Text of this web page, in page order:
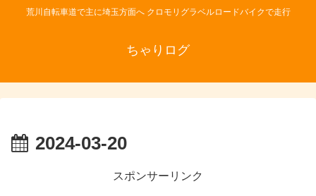
荒川自転車道で主に埼玉方面へ クロモリグラベルロードバイクで走行
ちゃりログ
2024-03-20
スポンサーリンク